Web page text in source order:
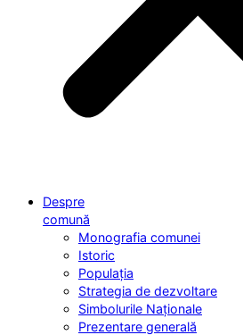
Despre
comună
Monografia comunei
Istoric
Populația
Strategia de dezvoltare
Simbolurile Naționale
Prezentare generală